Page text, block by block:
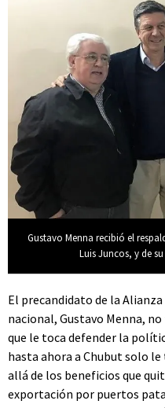
Gustavo Menna recibió el
Luis Juncos, y de
El precandidato de la
nacional, Gustavo Menna,
que le toca defender la
hasta ahora a Chubut solo
allá de los beneficios que
exportación por puertos